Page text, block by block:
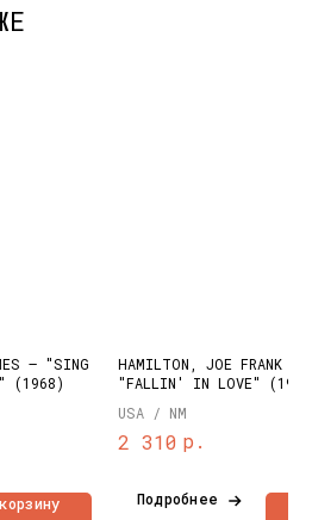
‎– "SING
(1968)
HAMILTON, JOE FRANK &
"FALLIN' IN LOVE"
USA / NM
2 310 р.
Подробнее